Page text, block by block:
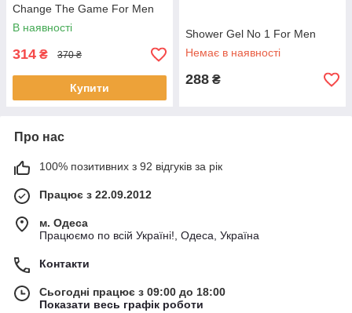
Change The Game For Men
В наявності
314 ₴ 370 ₴
Купити
Shower Gel No 1 For Men
Немає в наявності
288 ₴
Про нас
100% позитивних з 92 відгуків за рік
Працює з 22.09.2012
м. Одеса
Працюємо по всій Україні!, Одеса, Україна
Контакти
Сьогодні працює з 09:00 до 18:00
Показати весь графік роботи